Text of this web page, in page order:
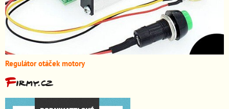
Regulátor otáček motory